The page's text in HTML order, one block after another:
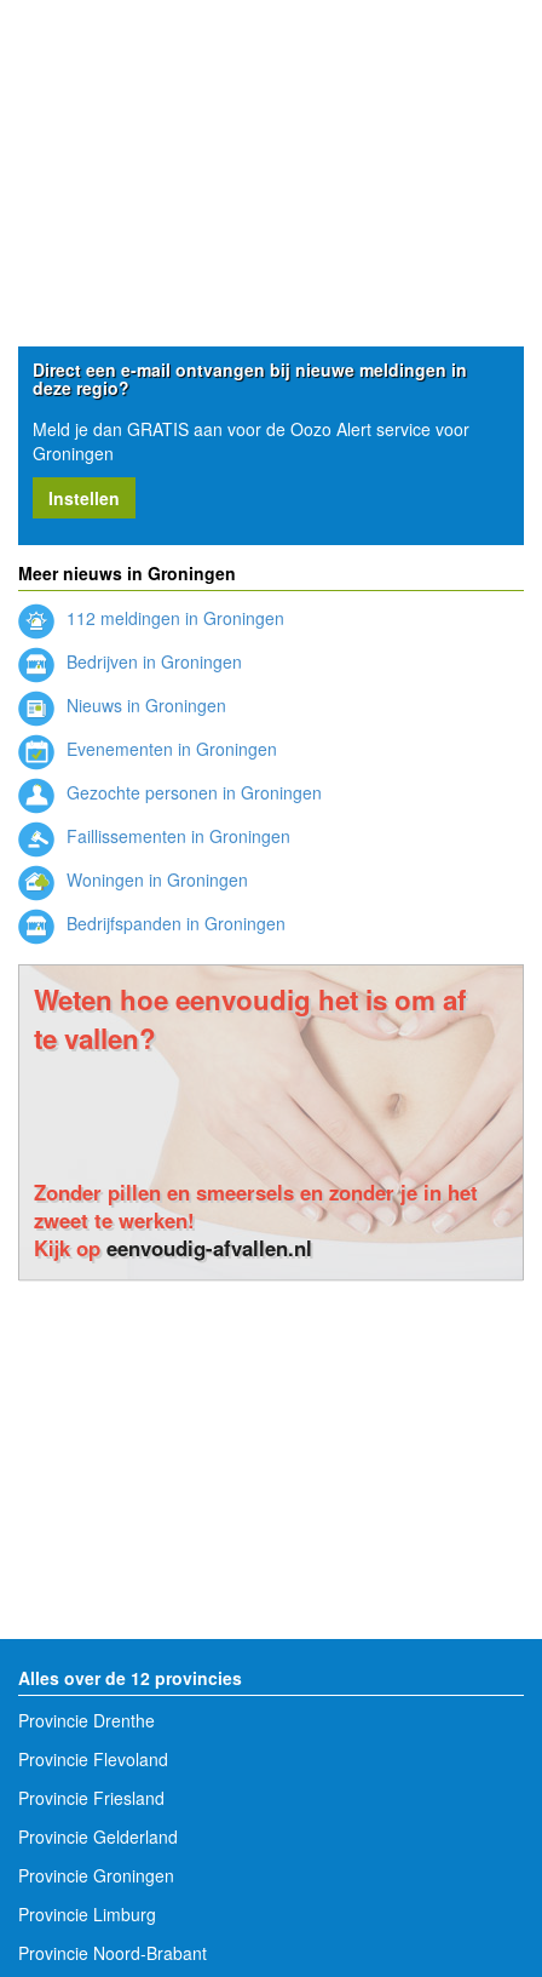
Direct een e-mail ontvangen bij nieuwe meldingen in
deze regio?
Meld je dan GRATIS aan voor de Oozo Alert service voor
Groningen
Instellen
Meer nieuws in Groningen
112 meldingen in Groningen
Bedrijven in Groningen
Nieuws in Groningen
Evenementen in Groningen
Gezochte personen in Groningen
Faillissementen in Groningen
Woningen in Groningen
Bedrijfspanden in Groningen
Weten hoe eenvoudig het is om af
te vallen?
Zonder pillen en smeersels en zonder je in het
zweet te werken!
Kijk opeenvoudig-afvallen.nl
Alles over de 12 provincies
Provincie Drenthe
Provincie Flevoland
Provincie Friesland
Provincie Gelderland
Provincie Groningen
Provincie Limburg
Provincie Noord-Brabant